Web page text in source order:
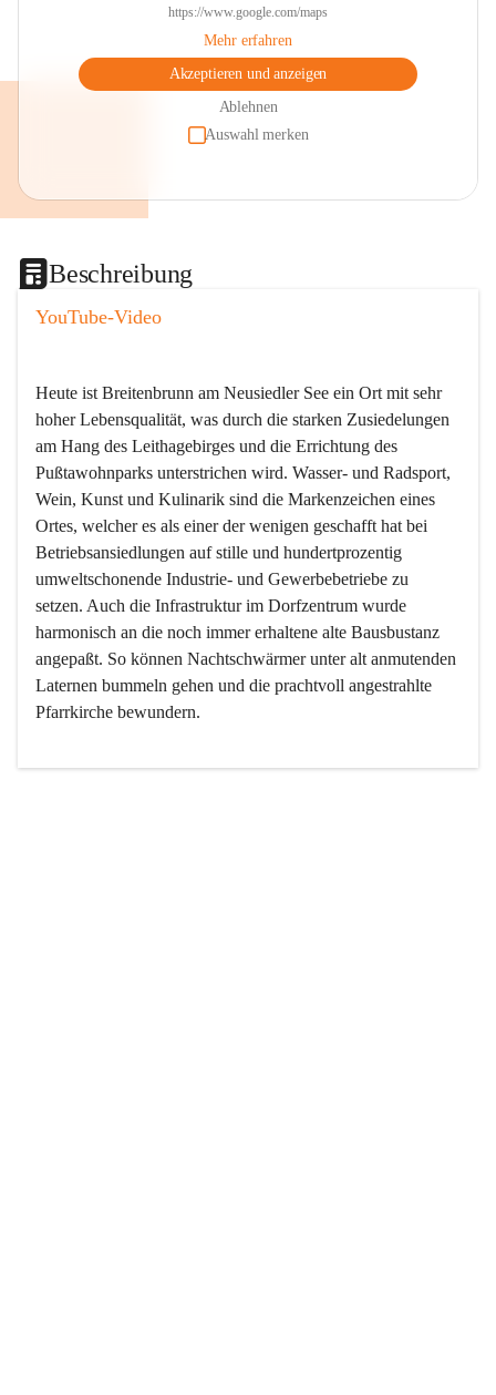
https://www.google.com/maps
Mehr erfahren
Akzeptieren und anzeigen
Ablehnen
Auswahl merken
Beschreibung
YouTube-Video
Heute ist Breitenbrunn am Neusiedler See ein Ort mit sehr
hoher Lebensqualität, was durch die starken Zusiedelungen
am Hang des Leithagebirges und die Errichtung des
Pußtawohnparks unterstrichen wird. Wasser- und Radsport,
Wein, Kunst und Kulinarik sind die Markenzeichen eines
Ortes, welcher es als einer der wenigen geschafft hat bei
Betriebsansiedlungen auf stille und hundertprozentig
umweltschonende Industrie- und Gewerbebetriebe zu
setzen. Auch die Infrastruktur im Dorfzentrum wurde
harmonisch an die noch immer erhaltene alte Bausbustanz
angepaßt. So können Nachtschwärmer unter alt anmutenden
Laternen bummeln gehen und die prachtvoll angestrahlte
Pfarrkirche bewundern.
Der Weinbau dominert heute nicht mehr, ist aber integrativer